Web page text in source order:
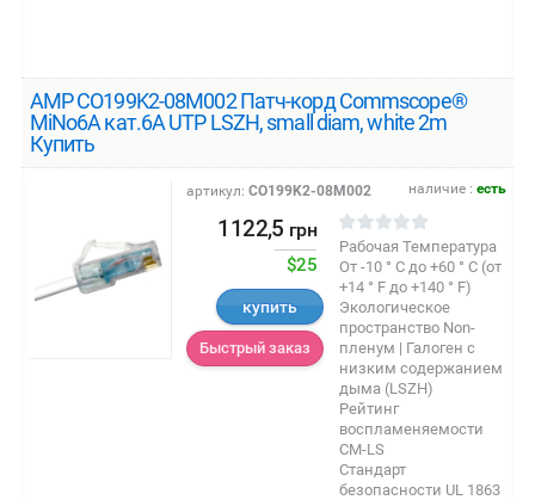
AMP CO199K2-08M002 Патч-корд Commscope®
MiNo6A кат.6A UTP LSZH, small diam, white 2m
Купить
наличие :есть
артикул: CO199K2-08M002
1122,5 грн
$25
купить
Быстрый заказ
Рабочая Температура
От -10 ° C до +60 ° C (от
+14 ° F до +140 ° F)
Экологическое
пространство Non-
пленум | Галоген с
низким содержанием
дыма (LSZH)
Рейтинг
воспламеняемости
CM-LS
Стандарт
безопасности UL 1863